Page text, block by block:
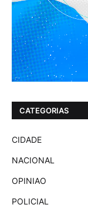
CATEGORIAS
CIDADE
NACIONAL
OPINIAO
POLICIAL